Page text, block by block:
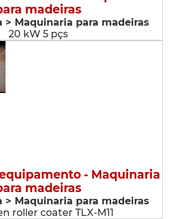
madeiras
> Maquinaria para madeiras
20 kW 5 pçs
- Maquinaria
madeiras
> Maquinaria para madeiras
roller coater TLX-M11